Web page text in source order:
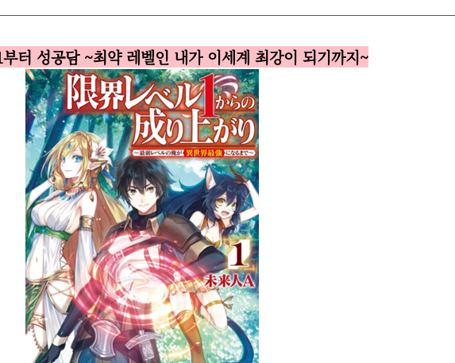
터 성공담 ~최약 레벨인 내가 이세계 최강이 되기까지~